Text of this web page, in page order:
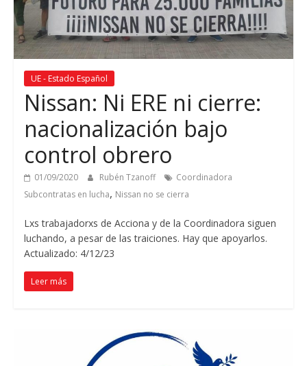
UE - Estado Español
Nissan: Ni ERE ni cierre:
nacionalización bajo
control obrero
01/09/2020 Rubén Tzanoff
Coordinadora
Subcontratas en lucha, Nissan no se cierra
Lxs trabajadorxs de Acciona y de la Coordinadora siguen
luchando, a pesar de las traiciones. Hay que apoyarlos.
Actualizado: 4/12/23
Leer más